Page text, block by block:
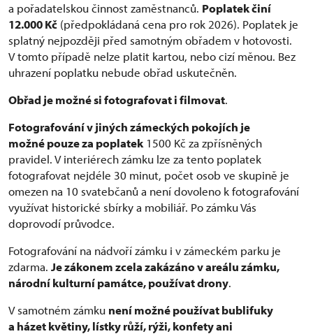
a pořadatelskou činnost zaměstnanců. Poplatek činí
12.000 Kč (předpokládaná cena pro rok 2026). Poplatek je
splatný nejpozději před samotným obřadem v hotovosti.
V tomto případě nelze platit kartou, nebo cizí měnou. Bez
uhrazení poplatku nebude obřad uskutečněn.
Obřad je možné si fotografovat i filmovat.
Fotografování v jiných zámeckých pokojích je
možné pouze za poplatek 1500 Kč za zpřísněných
pravidel. V interiérech zámku lze za tento poplatek
fotografovat nejdéle 30 minut, počet osob ve skupině je
omezen na 10 svatebčanů a není dovoleno k fotografování
využívat historické sbírky a mobiliář. Po zámku Vás
doprovodí průvodce.
Fotografování na nádvoří zámku i v zámeckém parku je
zdarma. Je zákonem zcela zakázáno v areálu zámku,
národní kulturní památce, používat drony.
V samotném zámku není možné používat bublifuky
a házet květiny, lístky růží, rýži, konfety ani